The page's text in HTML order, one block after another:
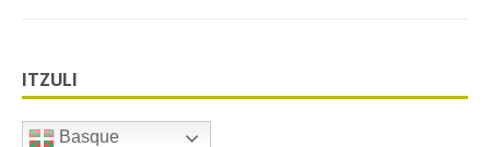
ITZULI
Basque